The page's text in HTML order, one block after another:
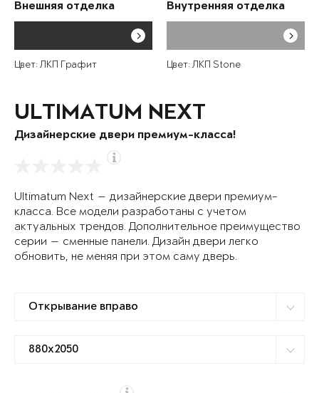
Внешняя отделка
Цвет: ЛКП Графит
Внутренняя отделка
Цвет: ЛКП Stone
ULTIMATUM NEXT
Дизайнерские двери премиум-класса!
Ultimatum Next — дизайнерские двери премиум-
класса. Все модели разработаны с учетом
актуальных трендов. Дополнительное преимущество
серии — сменные панели. Дизайн двери легко
обновить, не меняя при этом саму дверь.